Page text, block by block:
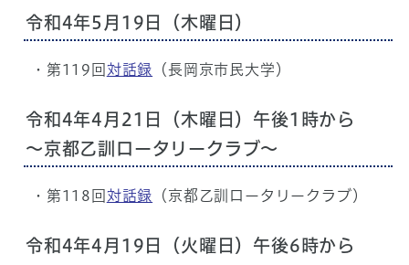
令和4年5月19日（木曜日）
・第119回 対話録 （長岡京市民大学）
令和4年4月21日（木曜日）午後1時から
～京都乙訓ロータリークラブ～
・第118回 対話録 （京都乙訓ロータリークラブ）
令和4年4月19日（火曜日）午後6時から